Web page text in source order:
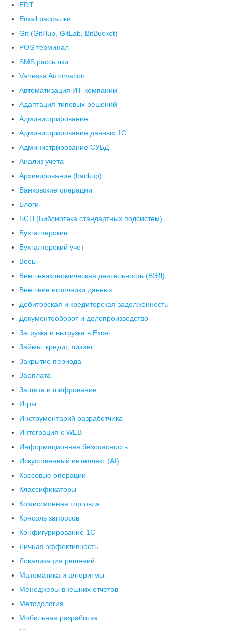
EDT
Email рассылки
Git (GitHub, GitLab, BitBucket)
POS терминал
SMS рассылки
Vanessa Automation
Автоматизация ИТ-компании
Адаптация типовых решений
Администрирование
Администрирование данных 1С
Администрирование СУБД
Анализ учета
Архивирование (backup)
Банковские операции
Блоги
БСП (Библиотека стандартных подсистем)
Бухгалтерские
Бухгалтерский учет
Весы
Внешнеэкономическая деятельность (ВЭД)
Внешние источники данных
Дебиторская и кредиторская задолженность
Документооборот и делопроизводство
Загрузка и выгрузка в Excel
Займы, кредит, лизинг
Закрытие периода
Зарплата
Защита и шифрование
Игры
Инструментарий разработчика
Интеграция с WEB
Информационная безопасность
Искусственный интеллект (AI)
Кассовые операции
Классификаторы
Комиссионная торговля
Консоль запросов
Конфигурирование 1С
Личная эффективность
Локализация решений
Математика и алгоритмы
Менеджеры внешних отчетов
Методология
Мобильная разработка